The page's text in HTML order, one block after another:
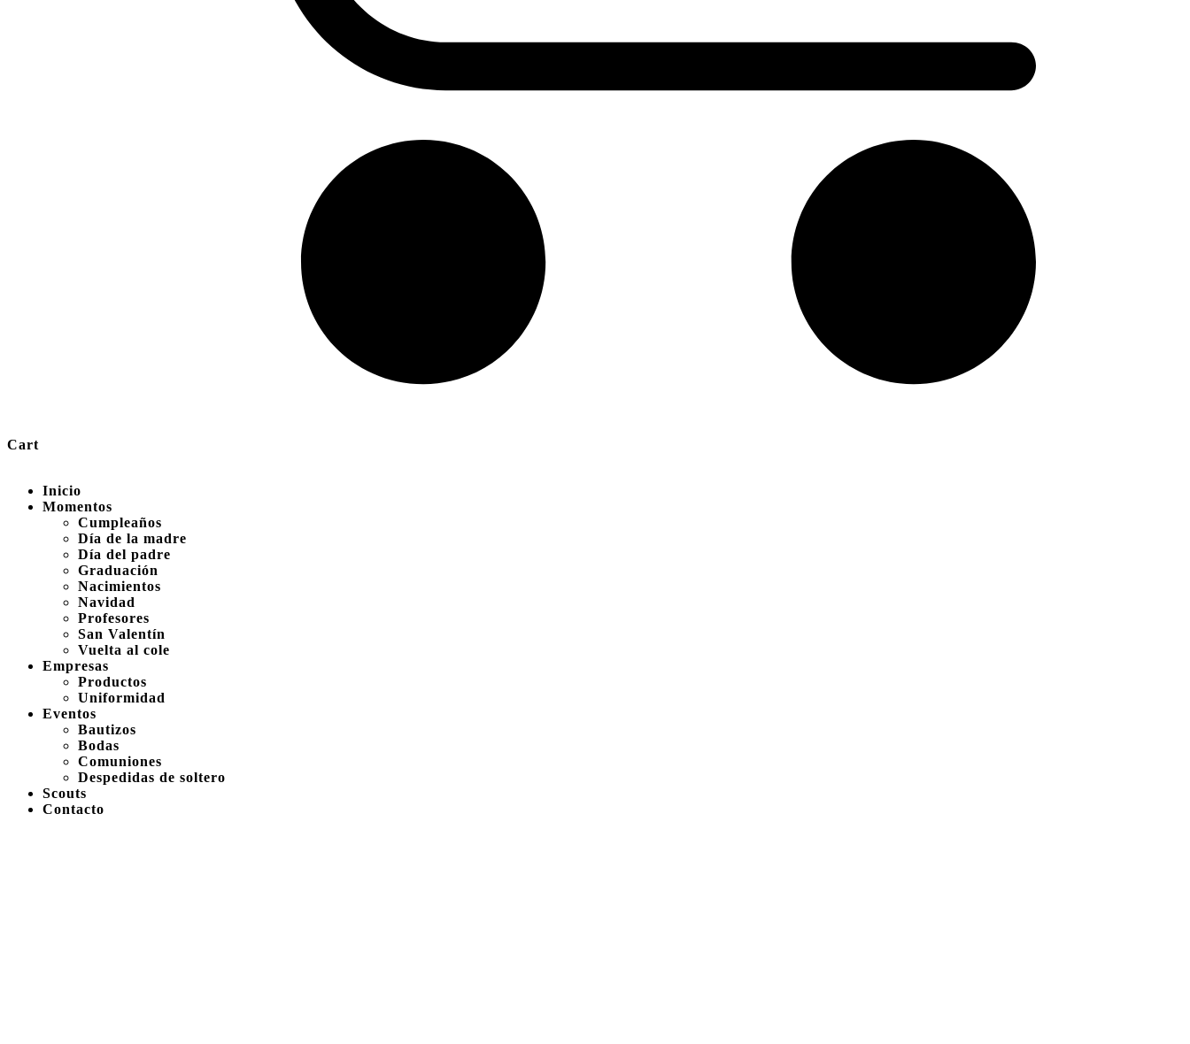
Cart
Inicio
Momentos
Cumpleaños
Día de la madre
Día del padre
Graduación
Nacimientos
Navidad
Profesores
San Valentín
Vuelta al cole
Empresas
Productos
Uniformidad
Eventos
Bautizos
Bodas
Comuniones
Despedidas de soltero
Scouts
Contacto